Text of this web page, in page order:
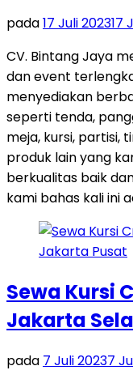
pada17 Juli 202317
CV. Bintang Jaya
dan event
menyediakan
seperti tenda,
meja, kursi, partisi,
produk lain yang
berkualitas baik
kami bahas kali ini
Sewa Kursi
Jakarta
pada 7 Juli 20237